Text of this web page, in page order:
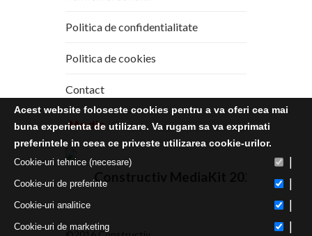
Politica de confidentialitate
Politica de cookies
Contact
Media Kit
Constructiv MediaKit 2020
Acest website foloseste cookies pentru a va oferi cea mai
buna experienta de utilizare. Va rugam sa va exprimati
preferintele in ceea ce priveste utilizarea cookie-urilor.
Cookie-uri tehnice (necesare)
Cookie-uri de preferinte
Cookie-uri analitice
Cookie-uri de marketing